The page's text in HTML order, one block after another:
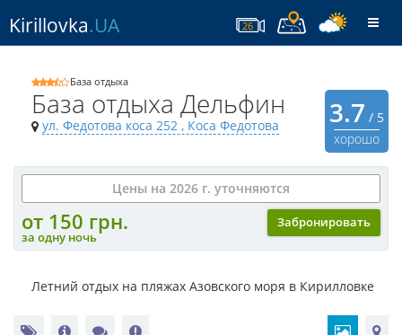
Kirillovka.UA 26
3.7 / 5
хорошо
База отдыха
База отдыха Дельфин
ул. Федотова коса 252 , Коса Федотова
Цены на 2026 г. уточняются
Забронировать
от 150 грн.
за одну ночь
Летний отдых на пляжах Азовского моря в Кирилловке